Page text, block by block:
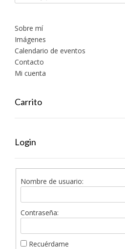
Sobre mí
Imágenes
Calendario de eventos
Contacto
Mi cuenta
Carrito
Login
Nombre de usuario:
Contraseña:
Recuérdame